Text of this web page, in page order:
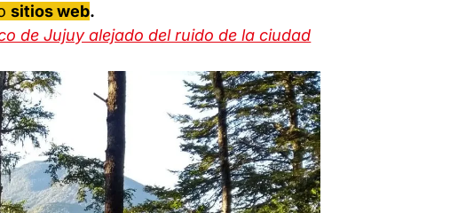
sitios web.
de Jujuy alejado del ruido de la ciudad